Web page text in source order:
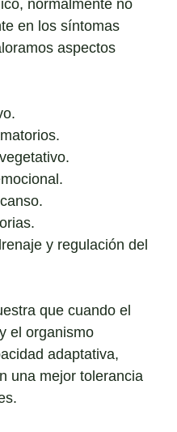
normalmente no
en los síntomas
aspectos
y regulación del
que cuando el
el organismo
adaptativa,
una mejor tolerancia